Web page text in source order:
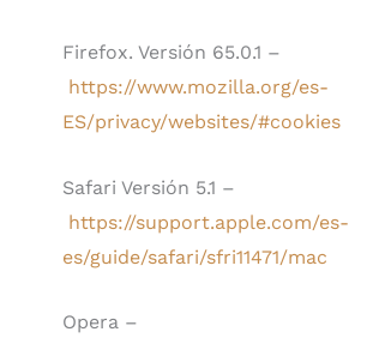
Firefox. Versión 65.0.1 –
https://www.mozilla.org/es-
ES/privacy/websites/#cookies
Safari Versión 5.1 –
https://support.apple.com/es-
es/guide/safari/sfri11471/mac
Opera –